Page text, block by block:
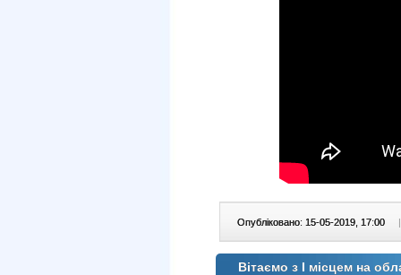
Опубліковано: 15-05-2019, 17:00 |
Вітаємо з І місцем на